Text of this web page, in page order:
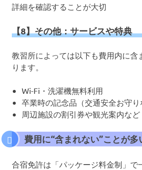
詳細を確認することが大切
【8】その他：サービスや特典
教習所によっては以下も費用内に含
ります。
Wi-Fi・洗濯機無料利用
卒業時の記念品（交通安全お守り
周辺施設の割引券や観光案内など
費用に“含まれない”ことが
合宿免許は「パッケージ料金制」で